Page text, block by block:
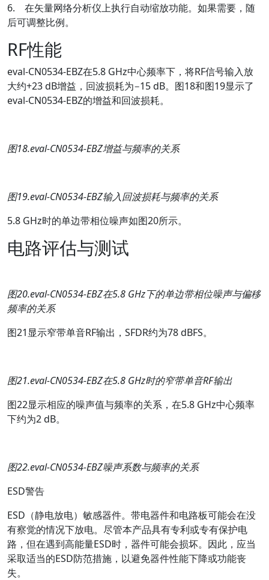
6. 在矢量网络分析仪上执行自动缩放功能。如果需要，随
后可调整比例。
RF性能
eval-CN0534-EBZ在5.8 GHz中心频率下，将RF信号输入放
大约+23 dB增益，回波损耗为−15 dB。图18和图19显示了
eval-CN0534-EBZ的增益和回波损耗。
图18.eval-CN0534-EBZ增益与频率的关系
图19.eval-CN0534-EBZ输入回波损耗与频率的关系
5.8 GHz时的单边带相位噪声如图20所示。
电路评估与测试
图20.eval-CN0534-EBZ在5.8 GHz下的单边带相位噪声与偏移
频率的关系
图21显示窄带单音RF输出，SFDR约为78 dBFS。
图21.eval-CN0534-EBZ在5.8 GHz时的窄带单音RF输出
图22显示相应的噪声值与频率的关系，在5.8 GHz中心频率
下约为2 dB。
图22.eval-CN0534-EBZ噪声系数与频率的关系
ESD警告
ESD（静电放电）敏感器件。带电器件和电路板可能会在没
有察觉的情况下放电。尽管本产品具有专利或专有保护电
路，但在遇到高能量ESD时，器件可能会损坏。因此，应当
采取适当的ESD防范措施，以避免器件性能下降或功能丧
失。